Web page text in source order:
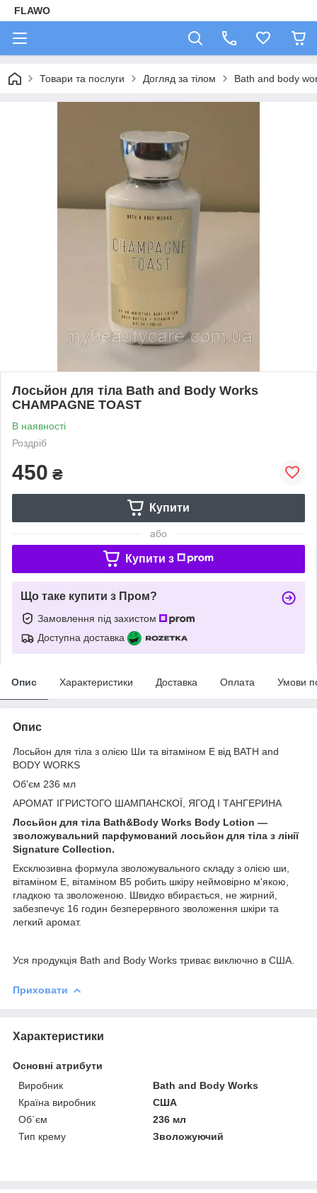
FLAWO
Товари та послуги Догляд за тілом Bath and body
Лосьйон для тіла Bath and Body Works
CHAMPAGNE TOAST
В наявності
Роздріб
450 ₴
Купити
або
Купити з
Що таке купити з Пром?
Замовлення під захистом
Доступна доставка
Опис Характеристики Доставка Оплата Умови
Опис
Лосьйон для тіла з олією Ши та вітаміном Е від BATH and
BODY WORKS
Об'єм 236 мл
АРОМАТ ІГРИСТОГО ШАМПАНСКОЇ, ЯГОД І ТАНГЕРИНА
Лосьйон для тіла Bath&Body Works Body Lotion —
зволожувальний парфумований лосьйон для тіла з лінії
Signature Collection.
Ексклюзивна формула зволожувального складу з олією ши,
вітаміном Е, вітаміном B5 робить шкіру неймовірно м'якою,
гладкою та зволоженою. Швидко вбирається, не жирний,
забезпечує 16 годин безперервного зволоження шкіри та
легкий аромат.
Уся продукція Bath and Body Works триває виключно в США.
Приховати
Характеристики
Основні атрибути
Виробник
Bath and Body Works
Країна виробник
США
Об`єм
236 мл
Тип крему
Зволожуючий